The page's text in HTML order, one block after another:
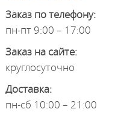
Заказ по телефону:
пн-пт 9:00 – 17:00
Заказ на сайте:
круглосуточно
Доставка:
пн-сб 10:00 – 21:00